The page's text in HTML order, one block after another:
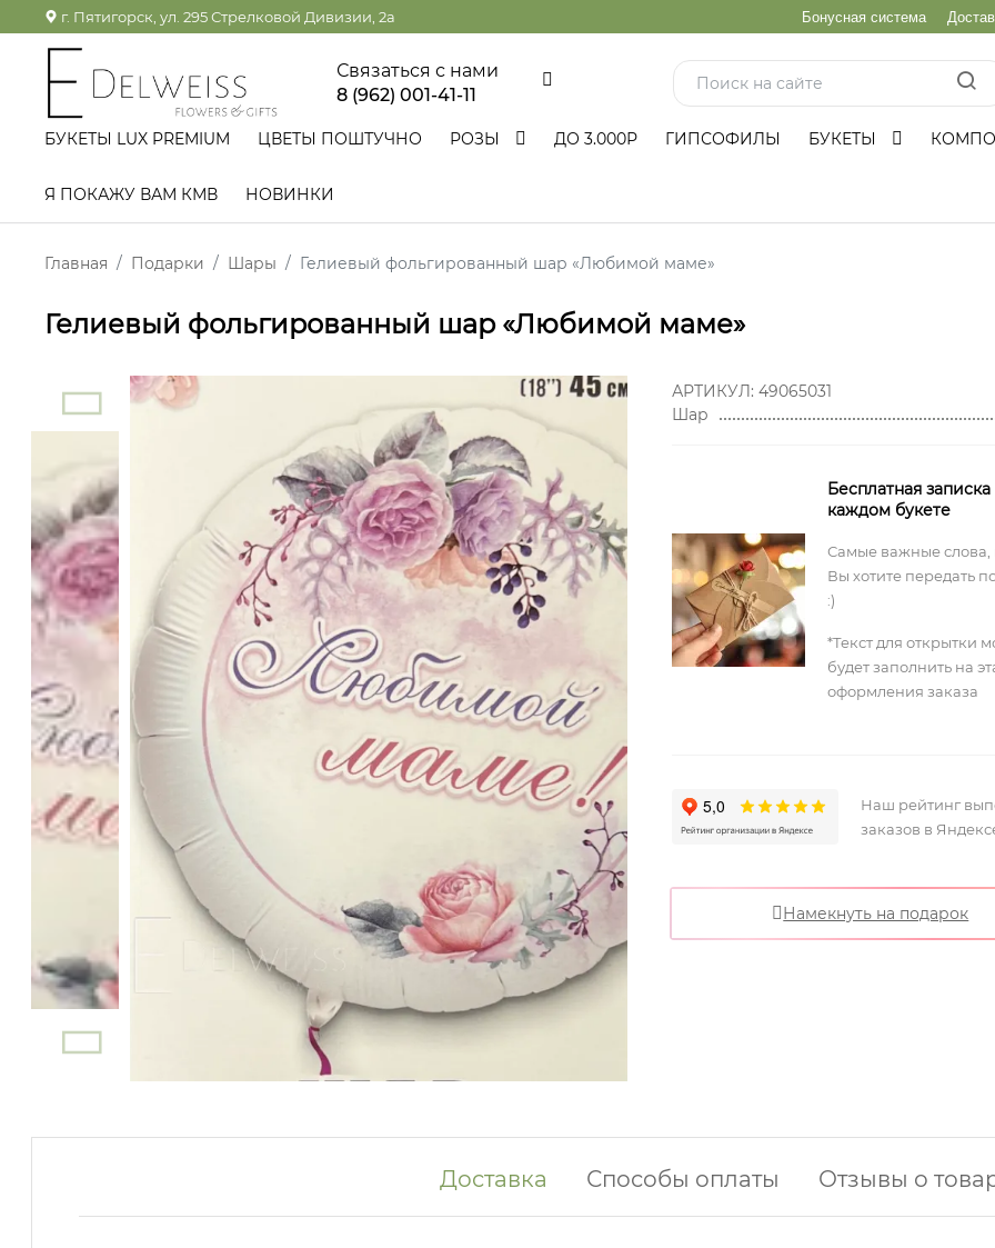
г. Пятигорск, ул. 295 Стрелковой Дивизии, 2а Бонусная система
Связаться с нами
8 (962) 001-41-11
БУКЕТЫ LUX PREMIUM ЦВЕТЫ ПОШТУЧНО РОЗЫ ДО 3.000Р ГИПСОФИЛЫ БУКЕТЫ
Я ПОКАЖУ ВАМ КМВ НОВИНКИ
Главная Подарки Шары Гелиевый фольгированный шар «Любимой маме»
Гелиевый фольгированный шар «Любимой маме»
АРТИКУЛ: 49065031
Шар
Бесплатная записка
каждом букете
Самые важные слова,
Вы хотите передать
:)
*Текст для открытки
будет заполнить на
оформления заказа
Наш рейтинг
заказов в
Намекнуть на подарок
Доставка Способы оплаты Отзывы о